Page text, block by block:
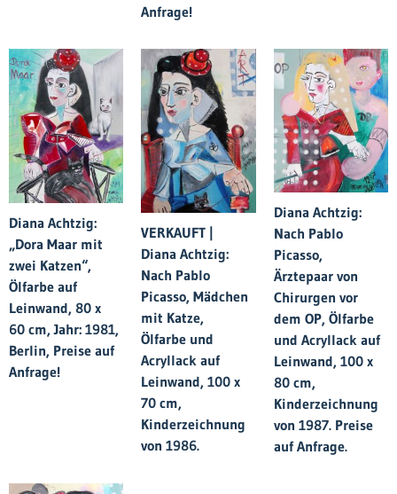
Anfrage!
Diana Achtzig:
„Dora Maar mit
zwei Katzen“,
Ölfarbe auf
Leinwand, 80 x
60 cm, Jahr: 1981,
Berlin, Preise auf
Anfrage!
VERKAUFT |
Diana Achtzig:
Nach Pablo
Picasso, Mädchen
mit Katze,
Ölfarbe und
Acryllack auf
Leinwand, 100 x
70 cm,
Kinderzeichnung
von 1986.
Diana Achtzig:
Nach Pablo
Picasso,
Ärztepaar von
Chirurgen vor
dem OP, Ölfarbe
und Acryllack auf
Leinwand, 100 x
80 cm,
Kinderzeichnung
von 1987. Preise
auf Anfrage.